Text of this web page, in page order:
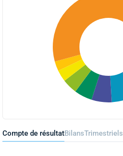
Compte de résultatBilansTrimestriels